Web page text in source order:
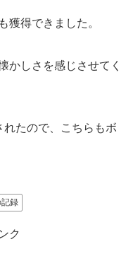
獲得できました。
かしさを感じさせてく
たので、こちらもボ
録
ク